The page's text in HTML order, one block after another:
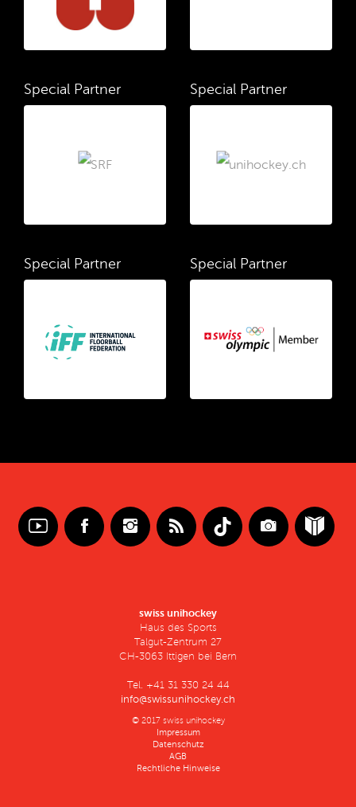
Special Partner Special Partner
Special Partner Special Partner
swiss unihockey
Haus des Sports
Talgut-Zentrum 27
CH-3063 Ittigen bei Bern
Tel. +41 31 330 24 44
info@swissunihockey.ch
© 2017 swiss unihockey
Impressum
Datenschutz
AGB
Rechtliche Hinweise